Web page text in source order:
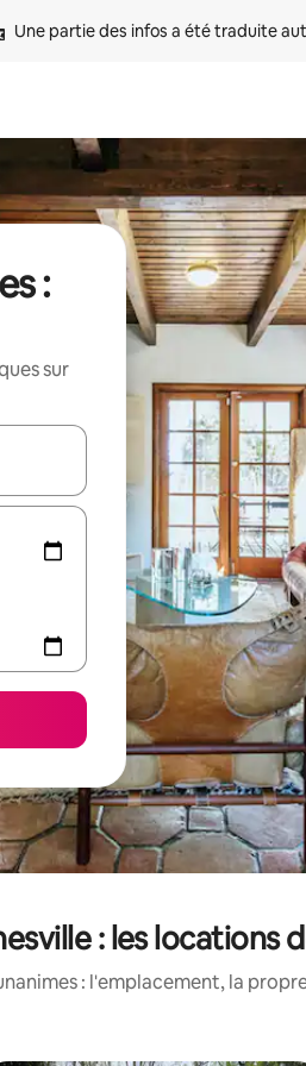
Une partie des infos a été traduite
:
sur
les en utilisant les flèches vers le
: les locations
: l'emplacement, la